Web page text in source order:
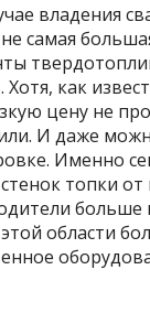
владения
самая
Хотя, как
цену не
И даже
Именно
топки от
больше
области